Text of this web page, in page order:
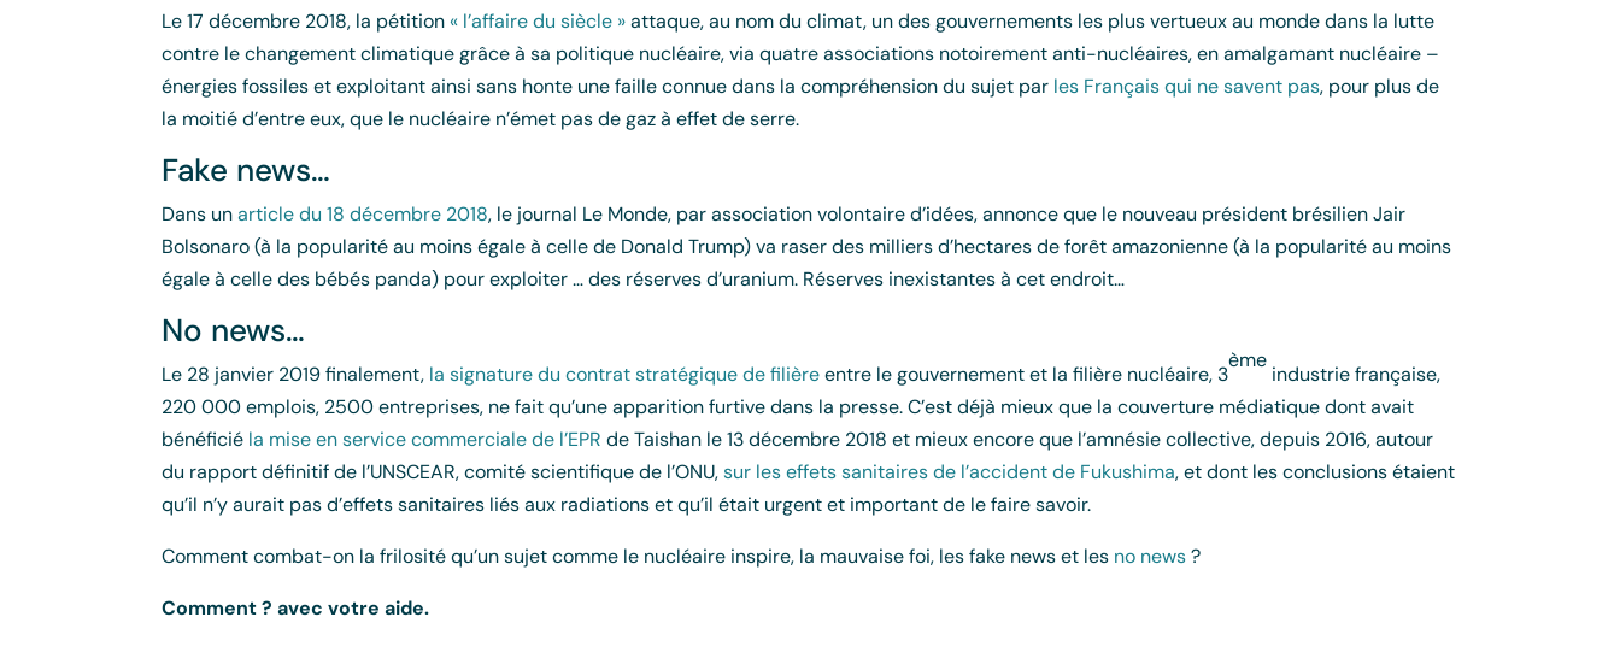
Le 17 décembre 2018, la pétition« l’affaire du siècle »attaque, au nom du climat, un des gouvernements les plus vertueux au monde dans la lutte
contre le changement climatique grâce à sa politique nucléaire, via quatre associations notoirement anti-nucléaires, en amalgamant nucléaire –
énergies fossiles et exploitant ainsi sans honte une faille connue dans la compréhension du sujet par les Français qui ne savent pas, pour plus de
la moitié d’entre eux, que le nucléaire n’émet pas de gaz à effet de serre.
Fake news…
Dans unarticle du 18 décembre 2018, le journal Le Monde, par association volontaire d’idées, annonce que le nouveau président brésilien Jair
Bolsonaro (à la popularité au moins égale à celle de Donald Trump) va raser des milliers d’hectares de forêt amazonienne (à la popularité au moins
égale à celle des bébés panda) pour exploiter … des réserves d’uranium. Réserves inexistantes à cet endroit…
No news…
Le 28 janvier 2019 finalement, la signature du contrat stratégique de filièreentre le gouvernement et la filière nucléaire, 3
ème
industrie française,
220 000 emplois, 2500 entreprises, ne fait qu’une apparition furtive dans la presse. C’est déjà mieux que la couverture médiatique dont avait
bénéficié la mise en service commerciale de l’EPR de Taishan le 13 décembre 2018 et mieux encore que l’amnésie collective, depuis 2016, autour
du rapport définitif de l’UNSCEAR, comité scientifique de l’ONU,sur les effets sanitaires de l’accident de Fukushima, et dont les conclusions étaient
qu’il n’y aurait pas d’effets sanitaires liés aux radiations et qu’il était urgent et important de le faire savoir.
Comment combat-on la frilosité qu’un sujet comme le nucléaire inspire, la mauvaise foi, les fake news et les no news?
Comment ? avec votre aide.